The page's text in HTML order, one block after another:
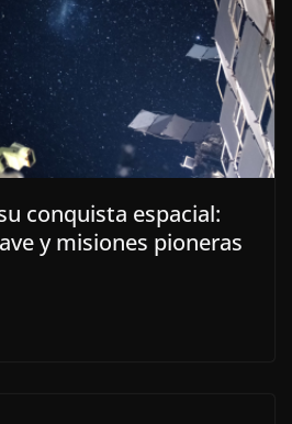
conquista espacial:
y misiones pioneras